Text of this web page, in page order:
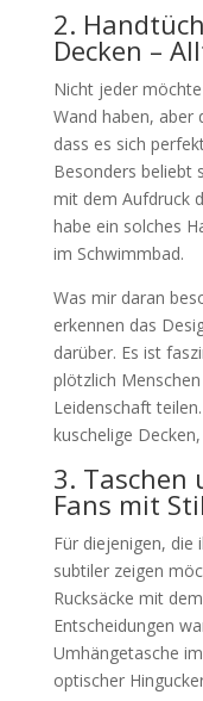
2.
Decken –
Nicht jeder
Wand haben, aber
dass es sich
Besonders beliebt
mit dem Aufdruck
habe ein solches
im Schwimmbad.
Was mir daran
erkennen das
darüber. Es ist
plötzlich
Leidenschaft
kuschelige
3. Taschen
Fans mit Stil
Für diejenigen, die
subtiler zeigen
Rucksäcke mit
Entscheidungen
Umhängetasche
optischer